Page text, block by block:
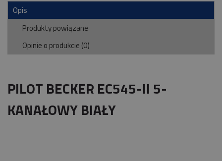
Opis
Produkty powiązane
Opinie o produkcie (0)
PILOT BECKER EC545-II 5-
KANAŁOWY BIAŁY